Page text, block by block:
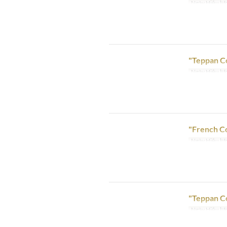
Ngày Hiệu lực
"Teppan
Ngày Hiệu lực
"French
Ngày Hiệu lực
"Teppan
Ngày Hiệu lực